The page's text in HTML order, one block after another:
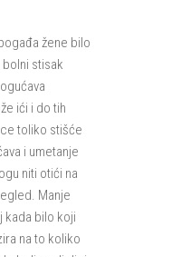
žene bilo
stisak
ići i do tih
toliko stišće
i umetanje
niti otići na
Manje
kada bilo koji
na to koliko